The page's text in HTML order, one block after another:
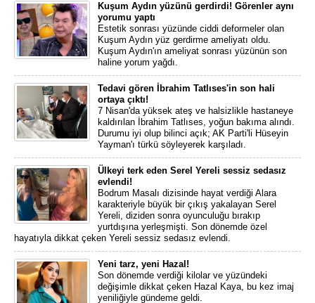
Kuşum Aydın yüzünü gerdirdi! Görenler aynı
yorumu yaptı
Estetik sonrası yüzünde ciddi deformeler olan
Kuşum Aydın yüz gerdirme ameliyatı oldu.
Kuşum Aydın'ın ameliyat sonrası yüzünün son
haline yorum yağdı.
Tedavi gören İbrahim Tatlıses'in son hali
ortaya çıktı!
7 Nisan'da yüksek ateş ve halsizlikle hastaneye
kaldırılan İbrahim Tatlıses, yoğun bakıma alındı.
Durumu iyi olup bilinci açık; AK Parti'li Hüseyin
Yayman'ı türkü söyleyerek karşıladı.
Ülkeyi terk eden Serel Yereli sessiz sedasız
evlendi!
Bodrum Masalı dizisinde hayat verdiği Alara
karakteriyle büyük bir çıkış yakalayan Serel
Yereli, diziden sonra oyunculuğu bırakıp
yurtdışına yerleşmişti. Son dönemde özel
hayatıyla dikkat çeken Yereli sessiz sedasız evlendi.
Yeni tarz, yeni Hazal!
Son dönemde verdiği kilolar ve yüzündeki
değişimle dikkat çeken Hazal Kaya, bu kez imaj
yeniliğiyle gündeme geldi.